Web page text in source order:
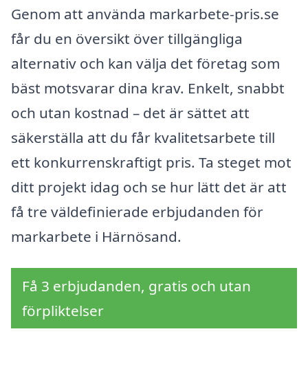
Genom att använda markarbete-pris.se
får du en översikt över tillgängliga
alternativ och kan välja det företag som
bäst motsvarar dina krav. Enkelt, snabbt
och utan kostnad – det är sättet att
säkerställa att du får kvalitetsarbete till
ett konkurrenskraftigt pris. Ta steget mot
ditt projekt idag och se hur lätt det är att
få tre väldefinierade erbjudanden för
markarbete i Härnösand.
Få 3 erbjudanden, gratis och utan
förpliktelser